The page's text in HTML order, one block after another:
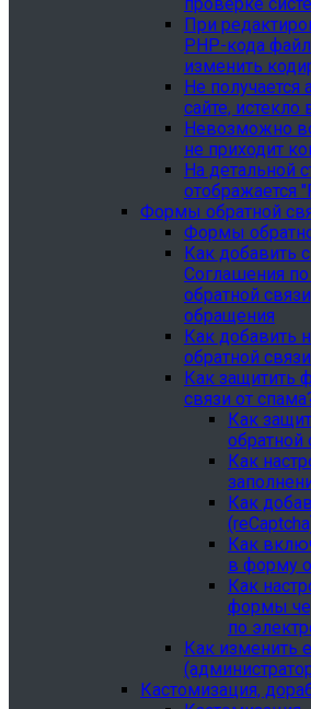
При
PHP-кода
изменить
Не получается
сайте, истекло
Невозможно
не приходит
На детальной
отображается
Формы обратной
Формы
Как добавить
Соглашения
обратной
обращения
Как добавить
обратной
Как защитить
связи от
Как
обратной
Как
Как
Как
в форму
Как
формы
по
Как изменить
Кастомизация,